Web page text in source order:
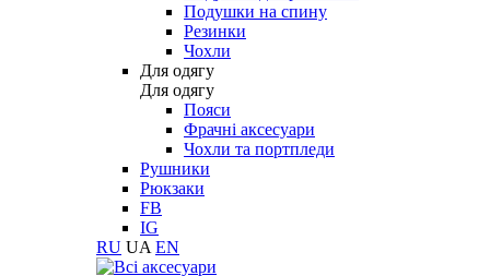
Подушки на спину
Резинки
Чохли
Для одягу
Для одягу
Пояси
Фрачні аксесуари
Чохли та портпледи
Рушники
Рюкзаки
FB
IG
RU UA EN